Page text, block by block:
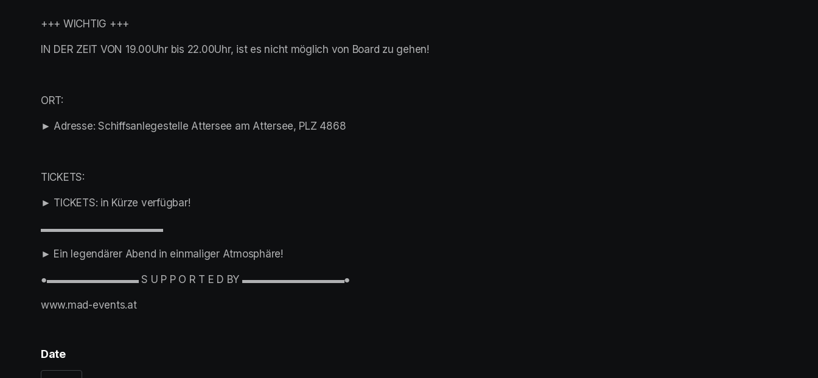
+++ WICHTIG +++
IN DER ZEIT VON 19.00Uhr bis 22.00Uhr, ist es nicht möglich von Board zu gehen!
ORT:
► Adresse: Schiffsanlegestelle Attersee am Attersee, PLZ 4868
TICKETS:
► TICKETS: in Kürze verfügbar!
▬▬▬▬▬▬▬▬▬▬▬▬
► Ein legendärer Abend in einmaliger Atmosphäre!
●▬▬▬▬▬▬▬▬▬ S U P P O R T E D BY ▬▬▬▬▬▬▬▬▬▬●
www.mad-events.at
Date